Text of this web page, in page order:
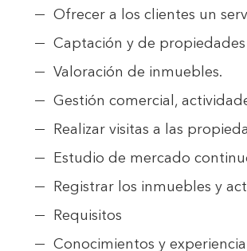
Ofrecer a los clientes un
Captación y de propiedades
Valoración de inmuebles.
Gestión comercial,
Realizar visitas a las
Estudio de mercado
Registrar los inmuebles y
Requisitos
Conocimientos y